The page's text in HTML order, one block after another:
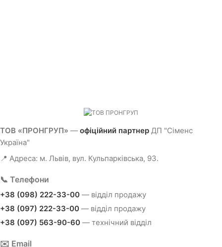
ТОВ «ПРОНГРУП» — офіційний партнер ДП "Сіменс
Україна"
📍 Адреса: м. Львів, вул. Кульпарківська, 93.
📞 Телефони
+38 (098) 222-33-00 — відділ продажу
+38 (097) 222-33-00 — відділ продажу
+38 (097) 563-90-60 — технічний відділ
✉️ Email